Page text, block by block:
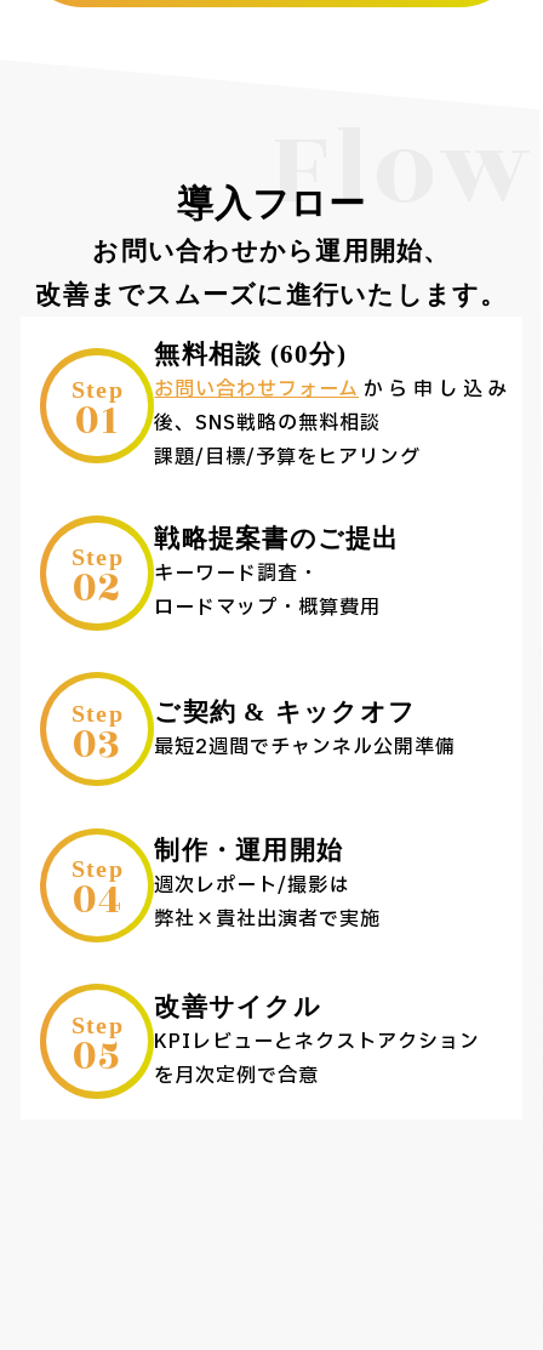
Flow
導入フロー
お問い合わせから運用開始、
改善までスムーズに進行いたします。
Step
01
無料相談 (60分)
お問い合わせフォームから申し込み
後、SNS戦略の無料相談
課題/目標/予算をヒアリング
Step
02
戦略提案書のご提出
キーワード調査・
ロードマップ・概算費用
Step
03
ご契約 & キックオフ
最短2週間でチャンネル公開準備
Step
04
制作・運用開始
週次レポート/撮影は
弊社×貴社出演者で実施
Step
05
改善サイクル
KPIレビューとネクストアクション
を月次定例で合意